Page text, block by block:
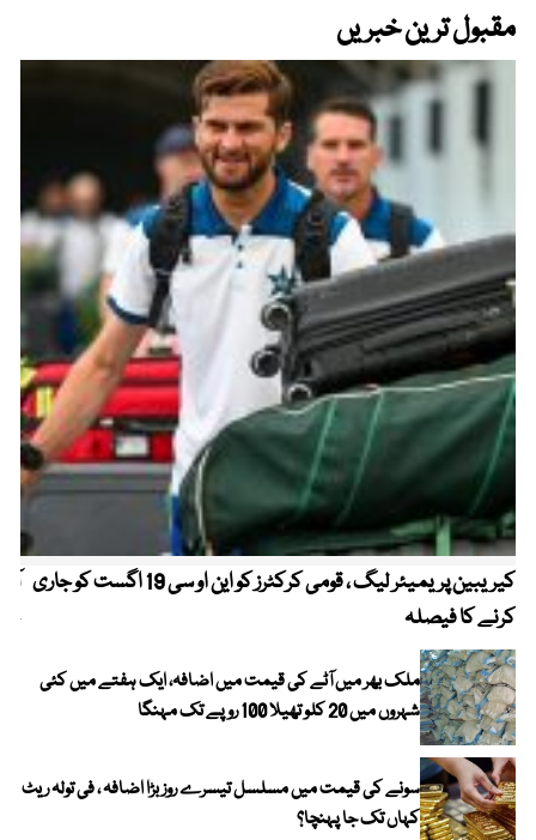
مقبول ترین خبریں
کیریبین پریمیئر لیگ ، قومی کرکٹرز کو این او سی 19 اگست کو جاری
کرنے کا فیصلہ
ملک بھر میں آٹے کی قیمت میں اضافہ، ایک ہفتے میں کئی
شہروں میں 20 کلو تھیلا 100 روپے تک مہنگا
سونے کی قیمت میں مسلسل تیسرے روز بڑا اضافہ ، فی تولہ ریٹ
کہاں تک جا پہنچا؟